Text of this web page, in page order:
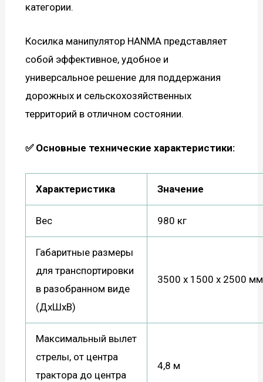
категории.
Косилка манипулятор HANMA представляет
собой эффективное, удобное и
универсальное решение для поддержания
дорожных и сельскохозяйственных
территорий в отличном состоянии.
✅ Основные технические характеристики:
Характеристика Значение
Вес 980 кг
Габаритные размеры
для транспортировки
в разобранном виде
(ДхШхВ)
3500 х 1500 х 2500 мм
Максимальный вылет
стрелы, от центра
трактора до центра
4,8 м